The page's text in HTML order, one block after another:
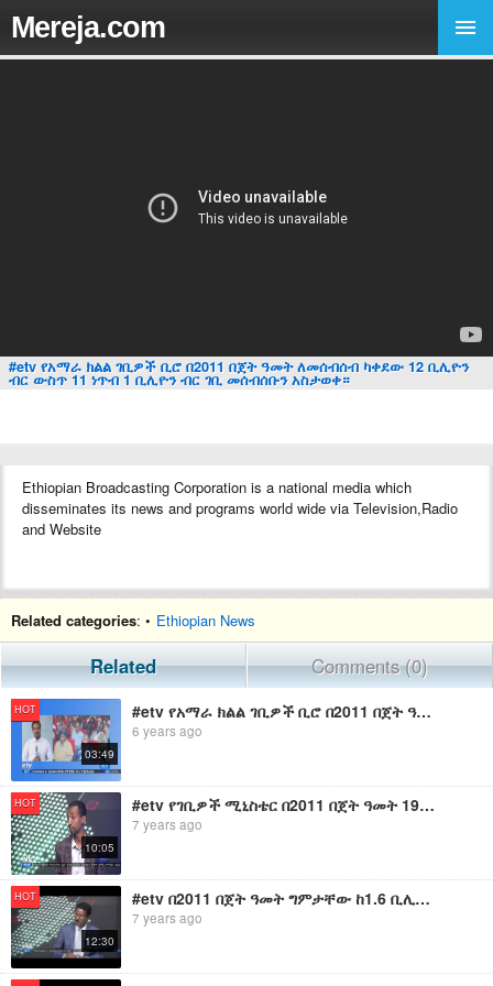
Mereja.com
#etv የአማራ ክልል ገቢዎች ቢሮ በ2011 በጀት ዓመት ለመሰብሰብ ካቀደው 12 ቢሊዮን
ብር ውስጥ 11 ነጥብ 1 ቢሊዮን ብር ገቢ መሰብሰቡን አስታወቀ።
Ethiopian Broadcasting Corporation is a national media which
disseminates its news and programs world wide via Television,Radio
and Website
Related categories: • Ethiopian News
Related Comments (0)
HOT
03:49
#etv የአማራ ክልል ገቢዎች ቢሮ በ2011 በጀት ዓመት ለመሰብሰብ ካቀደው 12 ቢሊዮን ብር ውስጥ 11 ነጥብ 1 ቢሊዮን ብር ገቢ መሰብሰቡን አስታወቀ።
6 years ago
HOT
10:05
#etv የገቢዎች ሚኒስቴር በ2011 በጀት ዓመት 198 ነጥብ 2 ቢሊዮን ብር ገቢ መሰብሰቡን አስታወቀ፡፡
7 years ago
HOT
12:30
#etv በ2011 በጀት ዓመት ግምታቸው ከ1.6 ቢሊዮን ብር በላይ የሆነ የኮንትሮባንድ ዕቃዎችና ህገ-ወጥ ገንዘቦች በቁጥጥር ስር ውለዋል፡፡
7 years ago